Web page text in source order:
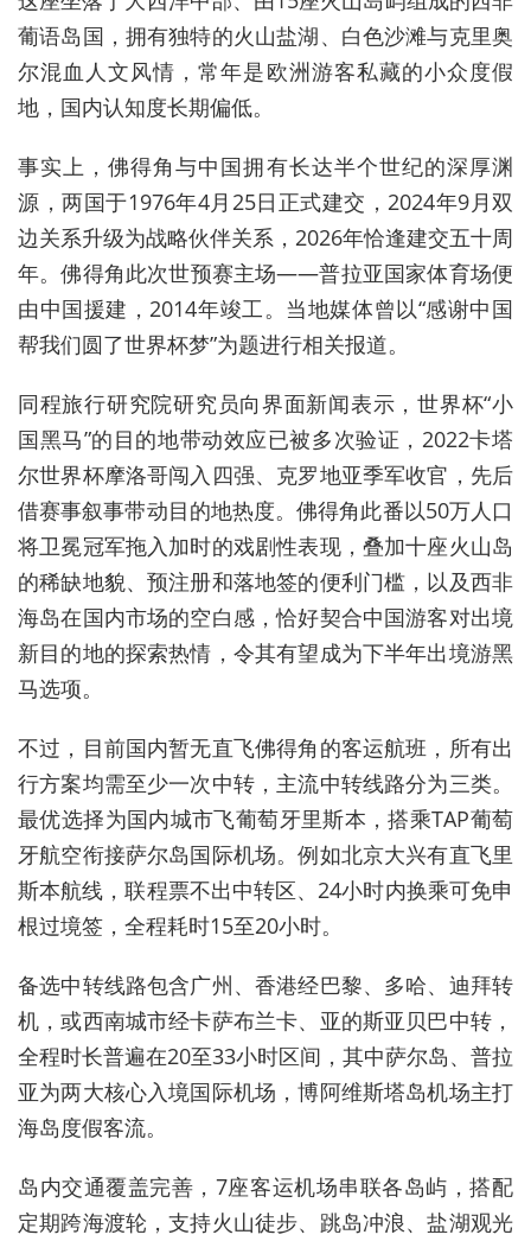
葡语岛国，拥有独特的火山盐湖、白色沙滩与克里奥
尔混血人文风情，常年是欧洲游客私藏的小众度假
地，国内认知度长期偏低。
事实上，佛得角与中国拥有长达半个世纪的深厚渊
源，两国于1976年4月25日正式建交，2024年9月双
边关系升级为战略伙伴关系，2026年恰逢建交五十周
年。佛得角此次世预赛主场——普拉亚国家体育场便
由中国援建，2014年竣工。当地媒体曾以“感谢中国
帮我们圆了世界杯梦”为题进行相关报道。
同程旅行研究院研究员向界面新闻表示，世界杯“小
国黑马”的目的地带动效应已被多次验证，2022卡塔
尔世界杯摩洛哥闯入四强、克罗地亚季军收官，先后
借赛事叙事带动目的地热度。佛得角此番以50万人口
将卫冕冠军拖入加时的戏剧性表现，叠加十座火山岛
的稀缺地貌、预注册和落地签的便利门槛，以及西非
海岛在国内市场的空白感，恰好契合中国游客对出境
新目的地的探索热情，令其有望成为下半年出境游黑
马选项。
不过，目前国内暂无直飞佛得角的客运航班，所有出
行方案均需至少一次中转，主流中转线路分为三类。
最优选择为国内城市飞葡萄牙里斯本，搭乘TAP葡萄
牙航空衔接萨尔岛国际机场。例如北京大兴有直飞里
斯本航线，联程票不出中转区、24小时内换乘可免申
根过境签，全程耗时15至20小时。
备选中转线路包含广州、香港经巴黎、多哈、迪拜转
机，或西南城市经卡萨布兰卡、亚的斯亚贝巴中转，
全程时长普遍在20至33小时区间，其中萨尔岛、普拉
亚为两大核心入境国际机场，博阿维斯塔岛机场主打
海岛度假客流。
岛内交通覆盖完善，7座客运机场串联各岛屿，搭配
定期跨海渡轮，支持火山徒步、跳岛冲浪、盐湖观光